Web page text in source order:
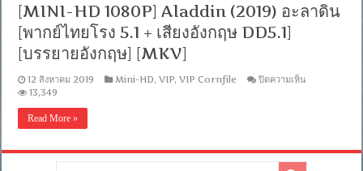
+
อังกฤษ]
[เสียง
ไทย
ซับ
From
MASTER
+ซับ
คม
[MINI-HD 1080P] Aladdin (2019) อะลาดิน
[พากย์ไทยโรง 5.1 + เสียงอังกฤษ DD5.1]
[บรรยายอังกฤษ] [MKV]
12 สิงหาคม 2019 Mini-HD,VIP,VIP Cornfile ปิดความเห็น
อะ
ลา
13,349
Read More »